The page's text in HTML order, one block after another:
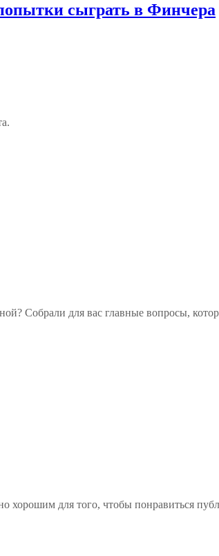
сыграть в Финчера
Собрали для вас главные вопросы,
для того, чтобы понравиться